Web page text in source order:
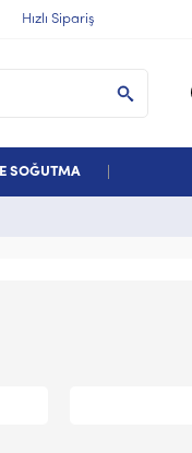
Hızlı Sipariş
SOĞUTMA